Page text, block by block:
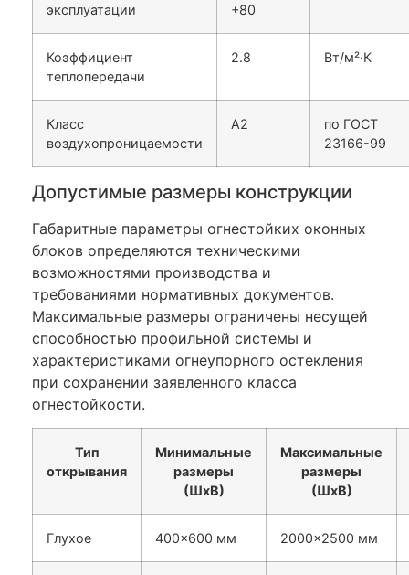
эксплуатации
+80
Коэффициент
теплопередачи
2.8 Вт/м²·К
Класс
воздухопроницаемости
A2
по ГОСТ
23166-99
Допустимые размеры конструкции
Габаритные параметры огнестойких оконных
блоков определяются техническими
возможностями производства и
требованиями нормативных документов.
Максимальные размеры ограничены несущей
способностью профильной системы и
характеристиками огнеупорного остекления
при сохранении заявленного класса
огнестойкости.
Тип
открывания
Минимальные
размеры
(ШxВ)
Максимальные
размеры
(ШxВ)
Глухое 400×600 мм 2000×2500 мм